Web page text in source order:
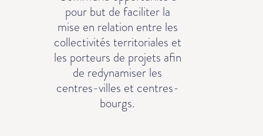
pour but de faciliter la
mise en relation entre les
collectivités territoriales et
les porteurs de projets afin
de redynamiser les
centres-villes et centres-
bourgs.